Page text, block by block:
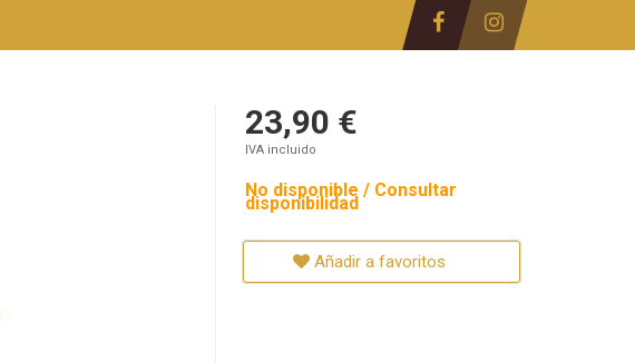
23,90 €
IVA incluido
No disponible / Consultar
disponibilidad
Añadir a favoritos